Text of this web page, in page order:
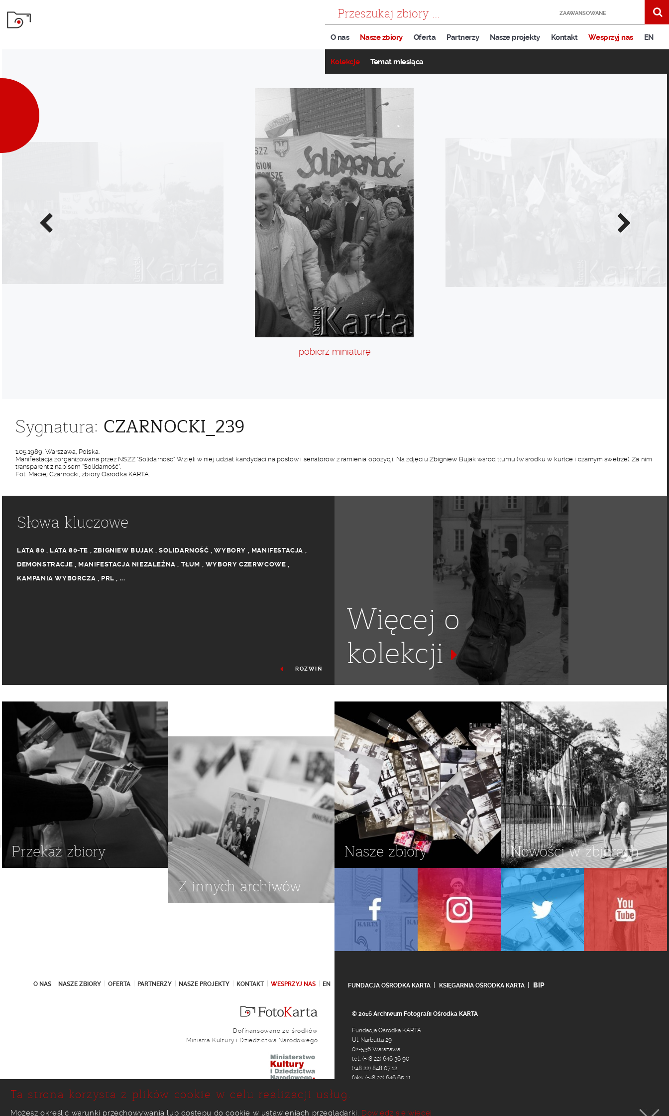
ZAAWANSOWANE
O nas Nasze zbiory
Kolekcje Temat miesiąca
Oferta Partnerzy Nasze projekty Kontakt Wesprzyj nas EN
Poprzednie
zdjęcie
Następne
zdjęcie
pobierz miniaturę
Sygnatura: CZARNOCKI_239
1.05.1989, Warszawa, Polska.
Manifestacja zorganizowana przez NSZZ "Solidarność". Wzięli w niej udział kandydaci na posłów i senatorów z ramienia opozycji. Na zdjęciu Zbigniew Bujak wśród tłumu (w środku w kurtce i czarnym swetrze). Za nim
transparent z napisem "Solidarność".
Fot. Maciej Czarnocki, zbiory Ośrodka KARTA.
Słowa kluczowe
LATA 80 , LATA 80-TE , ZBIGNIEW BUJAK ,SOLIDARNOŚĆ ,WYBORY , MANIFESTACJA ,
DEMONSTRACJE , MANIFESTACJA NIEZALEŻNA , TŁUM , WYBORY CZERWCOWE ,
KAMPANIA WYBORCZA , PRL , ...
TRANSPARENTY , TRANSPARENT, DEMONSTRACJA NIEZALEŻNA DEMONSTRACJA
"SOLIDARNOŚĆ"
4 CZERWCA,1989
ROZWIŃ
Więcej o
kolekcji
Przekaż zbiory
Z innych archiwów
Nasze zbiory Nowości w zbiorach
O NAS NASZE ZBIORY OFERTA PARTNERZY NASZE PROJEKTY KONTAKT WESPRZYJ NAS EN FUNDACJA OŚRODKA KARTA KSIĘGARNIA OŚRODKA KARTA BIP
Dofinansowano ze środków
Ministra Kultury i Dziedzictwa Narodowego
© 2016 Archiwum Fotografii Ośrodka KARTA
Fundacja Ośrodka KARTA
Ul. Narbutta 29
02-536 Warszawa
tel.: (+48 22) 646 36 90
(+48 22) 848 07 12
faks: (+48 22) 646 65 11
Ta strona korzysta z plików cookie w celu realizacji usług.
Możesz określić warunki przechowywania lub dostępu do cookie w ustawieniach przeglądarki. Dowiedz się więcej